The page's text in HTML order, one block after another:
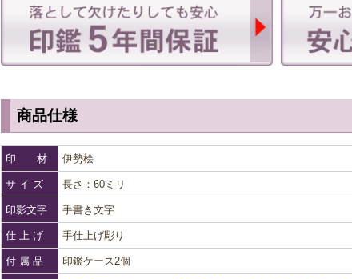
商品仕様
印 材 伊勢桧
サ イ ズ 長さ：60ミリ
印影文字 手書き文字
仕 上 げ 手仕上げ彫り
付 属 品 印鑑ケース2個